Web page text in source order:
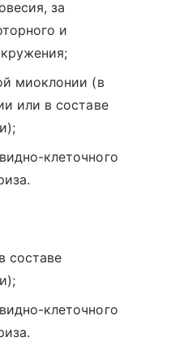
за
и
миоклонии (в
или в составе
клеточного
составе
клеточного